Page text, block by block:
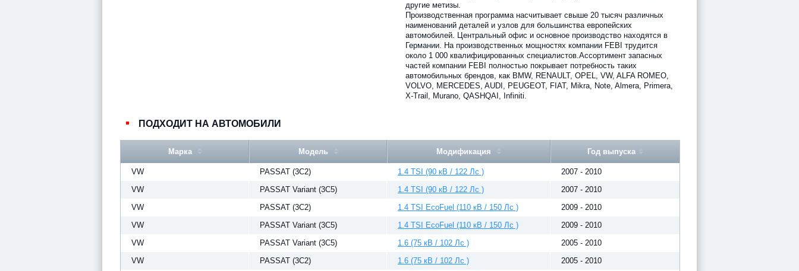
другие метизы.
Производственная программа насчитывает свыше 20 тысяч различных
наименований деталей и узлов для большинства европейских
автомобилей. Центральный офис и основное производство находятся в
Германии. На производственных мощностях компании FEBI трудится
около 1 000 квалифицированных специалистов.Ассортимент запасных
частей компании FEBI полностью покрывает потребность таких
автомобильных брендов, как BMW, RENAULT, OPEL, VW, ALFA ROMEO,
VOLVO, MERCEDES, AUDI, PEUGEOT, FIAT, Mikra, Note, Almera, Primera,
X-Trail, Murano, QASHQAI, Infiniti.
ПОДХОДИТ НА АВТОМОБИЛИ
Марка Модель Модификация Год выпуска
VW PASSAT (3C2) 1.4 TSI (90 кВ / 122 Лс )
2007 - 2010
VW
PASSAT Variant (3C5) 1.4 TSI (90 кВ / 122 Лс )
2007 - 2010
VW
PASSAT (3C2) 1.4 TSI EcoFuel (110 кВ / 150 Лс )
2009 - 2010
VW
PASSAT Variant (3C5) 1.4 TSI EcoFuel (110 кВ / 150 Лс )
2009 - 2010
VW
PASSAT Variant (3C5) 1.6 (75 кВ / 102 Лс )
2005 - 2010
VW
PASSAT (3C2) 1.6 (75 кВ / 102 Лс )
2005 - 2010